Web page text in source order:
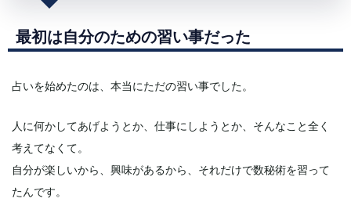
最初は自分のための習い事だった
占いを始めたのは、本当にただの習い事でした。
人に何かしてあげようとか、仕事にしようとか、そんなこと全く
考えてなくて。
自分が楽しいから、興味があるから、それだけで数秘術を習って
たんです。